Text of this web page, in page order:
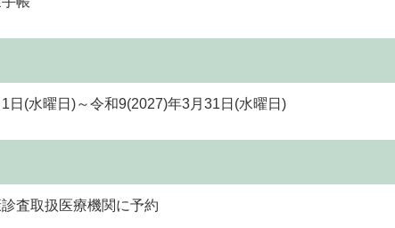
日(水曜日)～令和9(2027)年3月31日(水曜日)
査取扱医療機関に予約